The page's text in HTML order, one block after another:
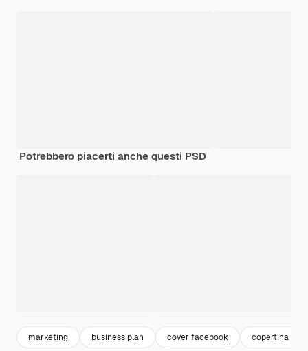
Potrebbero piacerti anche questi PSD
marketing business plan cover facebook copertina